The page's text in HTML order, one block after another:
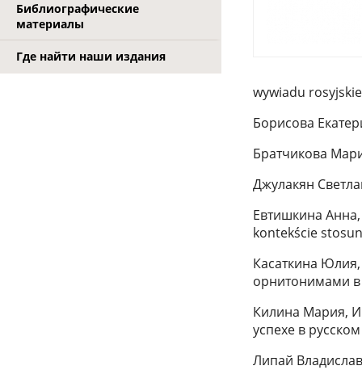
Библиографические
материалы
Где найти наши издания
wywiadu
Борисова
Братчикова
Джулакян
Евтишкина Анна,
kontekście
Касаткина
орнитонимами
Килина Мария,
успехе в
Липай